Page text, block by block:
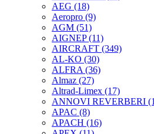
AEG (18)
Aeropro (9)
AGM (51)
AIGNEP(11)
AIRCRAFT (349)
AL-KO (30)
ALFRA (36)
Almaz (27)
Altrad-Limex (17)
ANNOVI REVERBERI
APAC (8)
APACH (16)